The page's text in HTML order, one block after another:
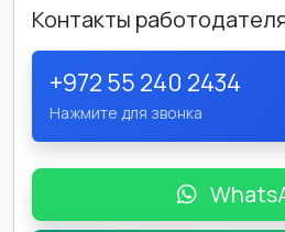
Контакты
+972 55 240 2434
Нажмите для звонка